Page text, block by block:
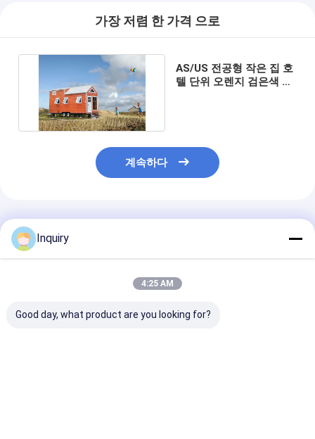
가장 저렴 한 가격 으로
AS/US 전공형 작은 집 호
텔 단위 오렌지 검은색 이
계속하다
추천된 제품
Inquiry
4:25 AM
Good day, what product are you looking for?